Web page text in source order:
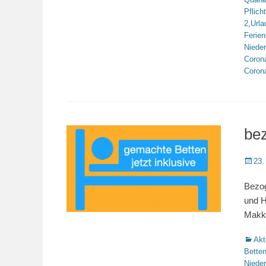
Pflicht
2,
23.
und
Betten